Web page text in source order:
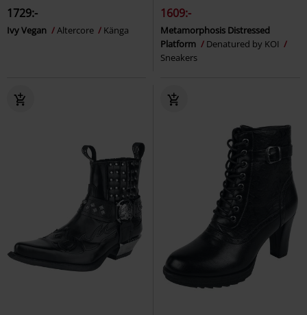
1729:-
Ivy Vegan Altercore Känga
1609:-
Metamorphosis Distressed
Platform
Denatured by KOI
Sneakers